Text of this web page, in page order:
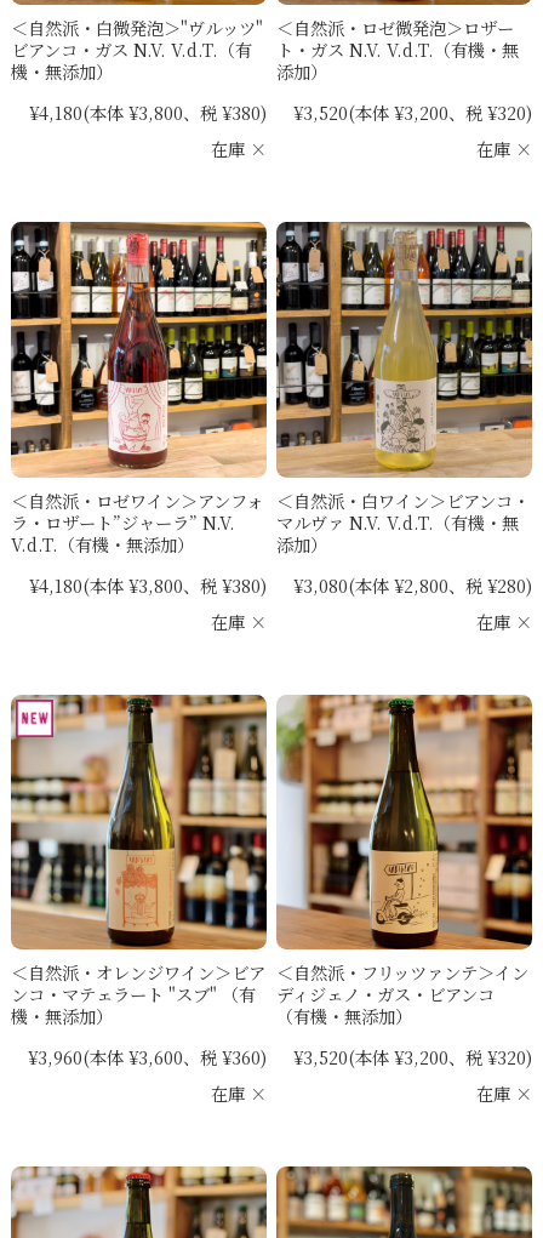
＜自然派・白微発泡＞"ヴルッツ"
ビアンコ・ガス N.V. V.d.T.（有
機・無添加）
¥4,180(本体 ¥3,800、税 ¥380)
在庫 ×
＜自然派・ロゼ微発泡＞ロザー
ト・ガス N.V. V.d.T.（有機・無
添加）
¥3,520(本体 ¥3,200、税 ¥320)
在庫 ×
＜自然派・ロゼワイン＞アンフォ
ラ・ロザート”ジャーラ” N.V.
V.d.T.（有機・無添加）
¥4,180(本体 ¥3,800、税 ¥380)
在庫 ×
＜自然派・白ワイン＞ビアンコ・
マルヴァ N.V. V.d.T.（有機・無
添加）
¥3,080(本体 ¥2,800、税 ¥280)
在庫 ×
＜自然派・オレンジワイン＞ビア
ンコ・マテェラート "スブ" （有
機・無添加）
¥3,960(本体 ¥3,600、税 ¥360)
在庫 ×
＜自然派・フリッツァンテ＞イン
ディジェノ・ガス・ビアンコ
（有機・無添加）
¥3,520(本体 ¥3,200、税 ¥320)
在庫 ×